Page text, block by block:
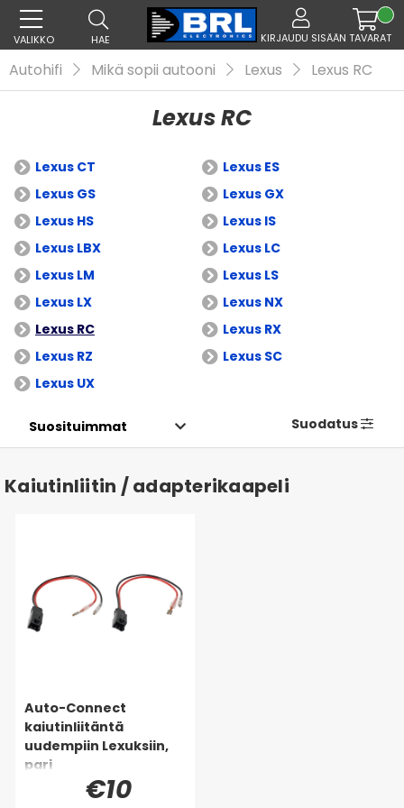
VALIKKO HAE KIRJAUDU SISÄÄN TAVARAT
Autohifi Mikä sopii autooni Lexus Lexus RC
Lexus RC
Lexus CT
Lexus ES
Lexus GS
Lexus GX
Lexus HS
Lexus IS
Lexus LBX
Lexus LC
Lexus LM
Lexus LS
Lexus LX
Lexus NX
Lexus RC
Lexus RX
Lexus RZ
Lexus SC
Lexus UX
Suodatus
Kaiutinliitin / adapterikaapeli
Auto-Connect
kaiutinliitäntä
uudempiin Lexuksiin,
pari
€10